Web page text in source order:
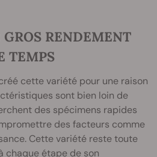
RENDEMENT
TEMPS
cette variété pour une raison
sont bien loin de
des spécimens rapides
des facteurs comme
Cette variété reste toute
chaque étape de son